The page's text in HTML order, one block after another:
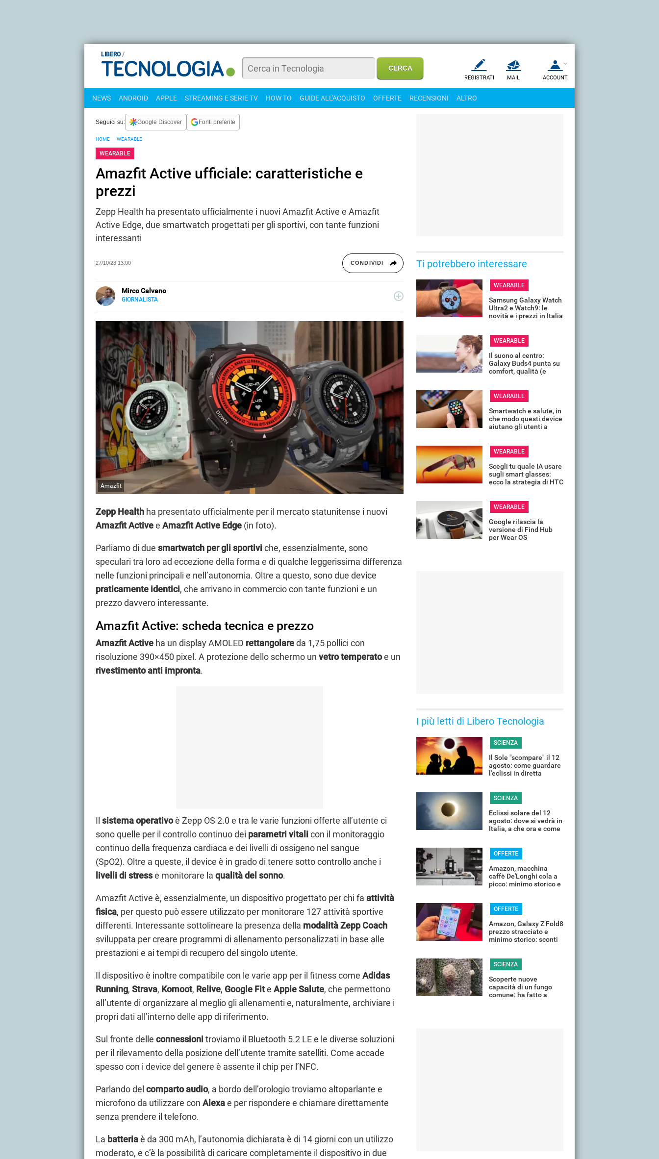
LIBERO
REGISTRATI MAIL ACCOUNT
NEWS ANDROID APPLE STREAMING E SERIE TV HOW TO GUIDE ALL'ACQUISTO OFFERTE RECENSIONI ALTRO
Seguici su: Google Discover Fonti preferite
HOME WEARABLE
WEARABLE
Amazfit Active ufficiale: caratteristiche e
prezzi
Zepp Health ha presentato ufficialmente i nuovi Amazfit Active e Amazfit
Active Edge, due smartwatch progettati per gli sportivi, con tante funzioni
interessanti
27/10/23 13:00 CONDIVIDI
Mirco Calvano
GIORNALISTA
Amazfit
Zepp Health ha presentato ufficialmente per il mercato statunitense i nuovi
Amazfit Activee AmazfitActive Edge (in foto).
Parliamo di due smartwatch per gli sportiviche, essenzialmente, sono
speculari tra loro ad eccezione della forma e di qualche leggerissima differenza
nelle funzioni principali e nell’autonomia. Oltre a questo, sono due device
praticamente identici, che arrivano in commercio con tante funzioni e un
prezzo davvero interessante.
Amazfit Active: scheda tecnica e prezzo
Amazfit Active ha un display AMOLED rettangolareda 1,75 pollici con
risoluzione 390×450 pixel. A protezione dello schermo un vetro temperatoe un
rivestimento anti impronta.
Il sistema operativoè Zepp OS 2.0 e tra le varie funzioni offerte all’utente ci
sono quelle per il controllo continuo dei parametri vitalicon il monitoraggio
continuo della frequenza cardiaca e dei livelli di ossigeno nel sangue
(SpO2). Oltre a queste, il device è in grado di tenere sotto controllo anche i
livelli di stresse monitorare la qualità del sonno.
Amazfit Active è, essenzialmente, un dispositivo progettato per chi fa attività
fisica, per questo può essere utilizzato per monitorare 127 attività sportive
differenti. Interessante sottolineare la presenza della modalità Zepp Coach
sviluppata per creare programmi di allenamento personalizzati in base alle
prestazioni e ai tempi di recupero del singolo utente.
Il dispositivo è inoltre compatibile con le varie app per il fitness come Adidas
Running, Strava, Komoot, Relive, Google Fite Apple Salute, che permettono
all’utente di organizzare al meglio gli allenamenti e, naturalmente, archiviare i
propri dati all’interno delle app di riferimento.
Sul fronte delle connessionitroviamo il Bluetooth 5.2 LE e le diverse soluzioni
per il rilevamento della posizione dell’utente tramite satelliti. Come accade
spesso con i device del genere è assente il chip per l’NFC.
Parlando del comparto audio, a bordo dell’orologio troviamo altoparlante e
microfono da utilizzare con Alexae per rispondere e chiamare direttamente
senza prendere il telefono.
La batteriaè da 300 mAh, l’autonomia dichiarata è di 14 giorni con un utilizzo
moderato, e c’è la possibilità di caricare completamente il dispositivo in due
Ti potrebbero interessare
WEARABLE
Samsung Galaxy Watch
Ultra2 e Watch9: le
novità e i prezzi in Italia
WEARABLE
Il suono al centro:
Galaxy Buds4 punta su
comfort, qualità (e
WEARABLE
Smartwatch e salute, in
che modo questi device
aiutano gli utenti a
WEARABLE
Scegli tu quale IA usare
sugli smart glasses:
ecco la strategia di HTC
WEARABLE
Google rilascia la
versione di Find Hub
per Wear OS
I più letti di Libero Tecnologia
SCIENZA
Il Sole "scompare" il 12
agosto: come guardare
l'eclissi in diretta
SCIENZA
Eclissi solare del 12
agosto: dove si vedrà in
Italia, a che ora e come
OFFERTE
Amazon, macchina
caffè De'Longhi cola a
picco: minimo storico e
OFFERTE
Amazon, Galaxy Z Fold8
prezzo stracciato e
minimo storico: sconti
SCIENZA
Scoperte nuove
capacità di un fungo
comune: ha fatto a